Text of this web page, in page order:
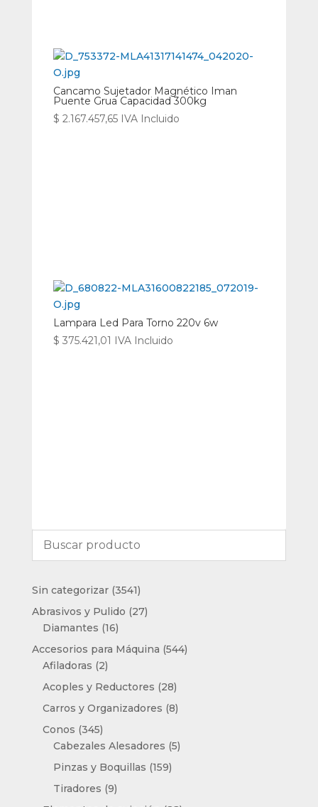
Cancamo Sujetador Magnético Iman
Puente Grua Capacidad 300kg
$ 2.167.457,65 IVA Incluido
Lampara Led Para Torno 220v 6w
$ 375.421,01 IVA Incluido
Sin categorizar 35413541
productos
Abrasivos y Pulido 2727
Diamantes 1616
productos
Accesorios para Máquina 544544
Afiladoras 22
productos
Acoples y Reductores 2828
productos
Carros y Organizadores 88
Conos 345345
productos
Cabezales Alesadores 55
Pinzas y Boquillas 159159
Tiradores 99
productos